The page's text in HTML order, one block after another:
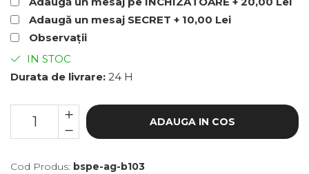
Adaugă un mesaj SECRET + 10,00 Lei
Observații
IN STOC
Durata de livrare: 24 H
ADAUGA IN COS
Cod Produs: bspe-ag-b103